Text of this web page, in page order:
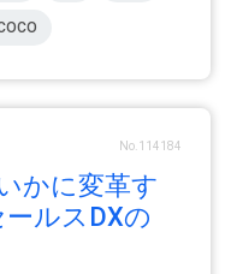
No.114184
かに変革す
ルスDXの